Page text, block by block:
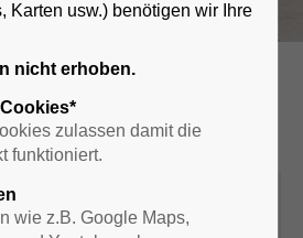
Veranstaltungskalender
Karten usw.) benötigen wir Ihre
nicht erhoben.
zulassen damit die
funktioniert.
wie z.B. Google Maps,